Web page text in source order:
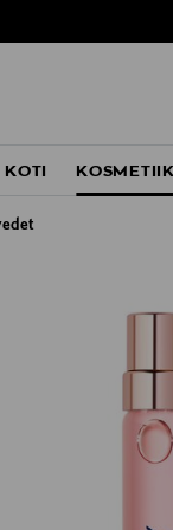
KOTI